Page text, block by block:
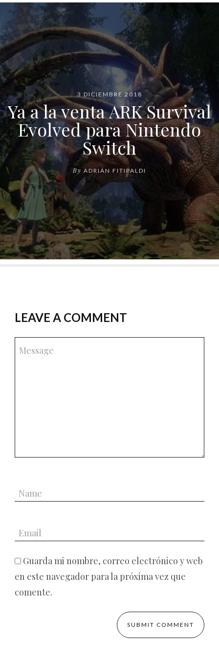
3 DICIEMBRE 2018
Ya a la venta ARK Survival
Evolved para Nintendo
Switch
By ADRIÁN FITIPALDI
LEAVE A COMMENT
Guarda mi nombre, correo electrónico y web
en este navegador para la próxima vez que
comente.